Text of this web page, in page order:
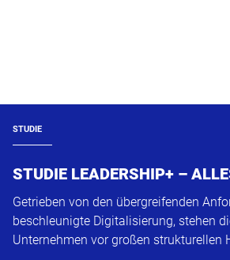
STUDIE
STUDIE LEADERSHIP+ –
Getrieben von den übergreifenden
beschleunigte Digitalisierung, stehen
Unternehmen vor großen strukturellen